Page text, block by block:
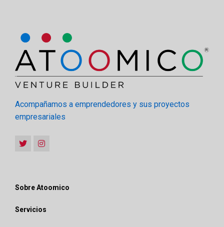
Acompañamos a emprendedores y sus proyectos
empresariales
Sobre Atoomico
Servicios